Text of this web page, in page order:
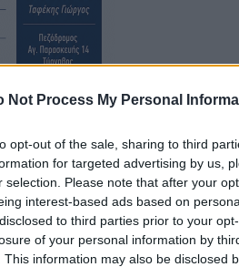
Not Process My Personal
opt-out of the sale, sharing to third
for targeted advertising by us,
selection. Please note that after your
interest-based ads based on
to third parties prior to your
of your personal information by
This information may also be disclosed
και συκοφαντικές
καταναλωτές
στο μέτρο των
στην ανάκαμψη, οι
και συνεπακόλουθα της